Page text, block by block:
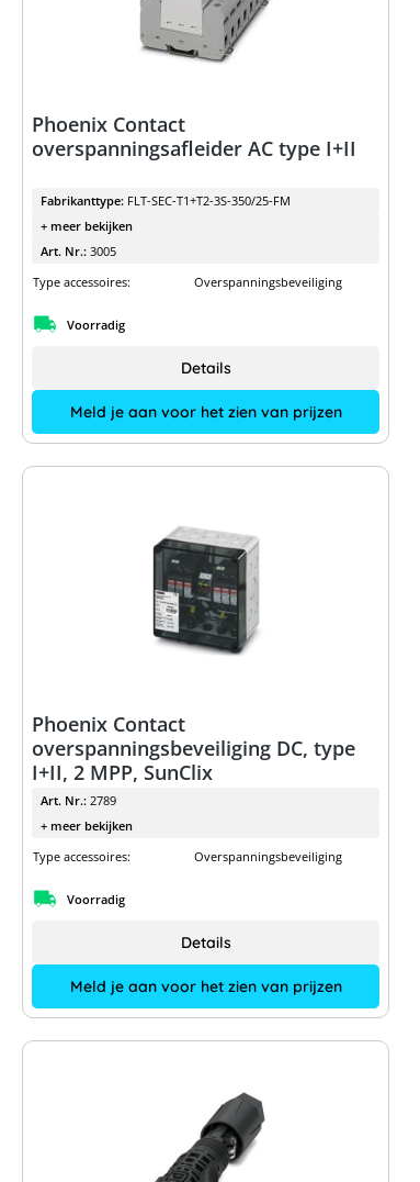
Phoenix Contact
overspanningsafleider AC type I+II
Fabrikanttype: FLT-SEC-T1+T2-3S-350/25-FM
+ meer bekijken
Art. Nr.: 3005
Type accessoires:
Overspanningsbeveiliging
Voorradig
Meld je aan voor het zien van prijzen
Details
Phoenix Contact
overspanningsbeveiliging DC, type
I+II, 2 MPP, SunClix
Art. Nr.: 2789
+ meer bekijken
Type accessoires:
Overspanningsbeveiliging
Voorradig
Meld je aan voor het zien van prijzen
Details